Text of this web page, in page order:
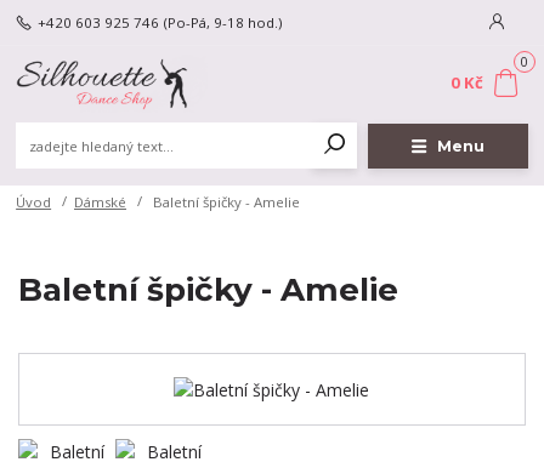
Menu
+420 603 925 746 (Po-Pá, 9-18 hod.)
0
0 Kč
Úvod Dámské Baletní špičky - Amelie
Baletní špičky - Amelie